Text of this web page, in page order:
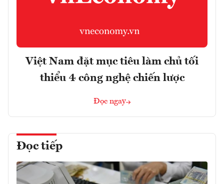
Việt Nam đặt mục tiêu làm chủ tối
thiểu 4 công nghệ chiến lược
Đọc ngay
Đọc tiếp